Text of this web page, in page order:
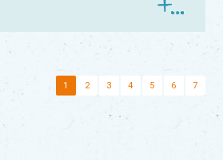
1 2 3 4 5 6 7